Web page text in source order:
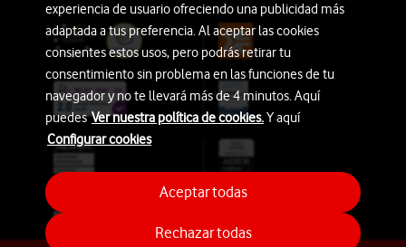
experiencia de usuario ofreciendo una publicidad más
adaptada a tus preferencia. Al aceptar las cookies
consientes estos usos, pero podrás retirar tu
consentimiento sin problema en las funciones de tu
navegador y no te llevará más de 4 minutos. Aquí
puedesVer nuestra política de cookies.Y aquí
Configurar cookies
Rechazar todas
Aceptar todas